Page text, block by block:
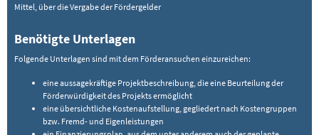
Mittel, über die Vergabe der Fördergelder
Benötigte Unterlagen
Folgende Unterlagen sind mit dem Förderansuchen einzureichen:
eine aussagekräftige Projektbeschreibung, die eine Beurteilung der
Förderwürdigkeit des Projekts ermöglicht
eine übersichtliche Kostenaufstellung, gegliedert nach Kostengruppen
bzw. Fremd- und Eigenleistungen